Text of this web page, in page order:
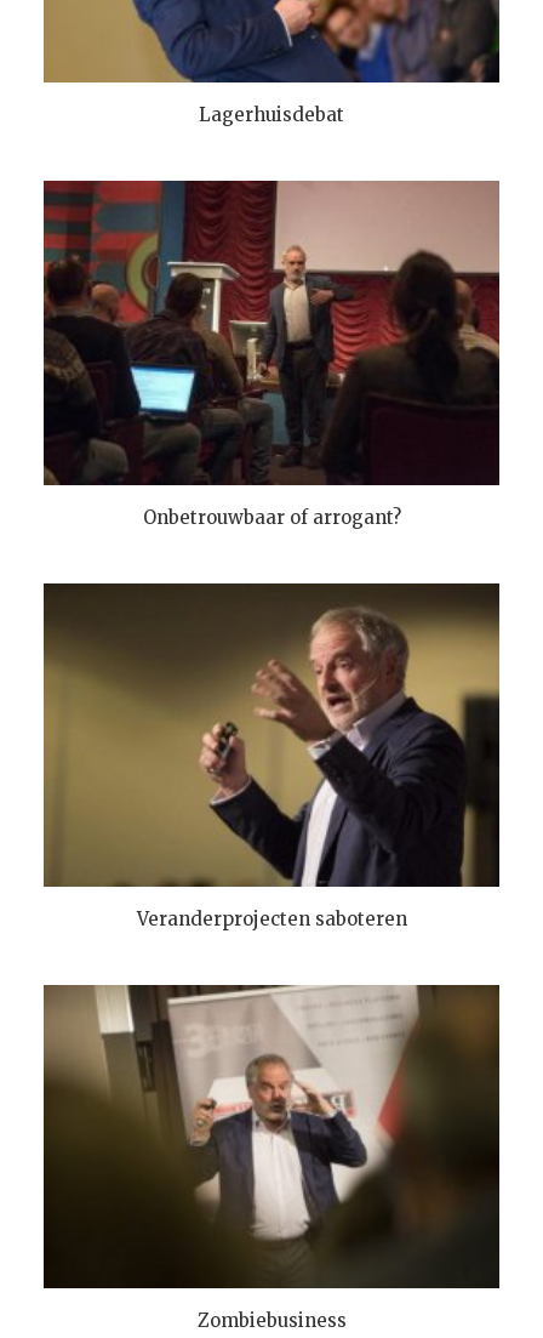
TOEVOEGEN AAN WINKELMANDJE
Lagerhuisdebat
TOEVOEGEN AAN WINKELMANDJE
Onbetrouwbaar of arrogant?
TOEVOEGEN AAN WINKELMANDJE
Veranderprojecten saboteren
TOEVOEGEN AAN WINKELMANDJE
Zombiebusiness